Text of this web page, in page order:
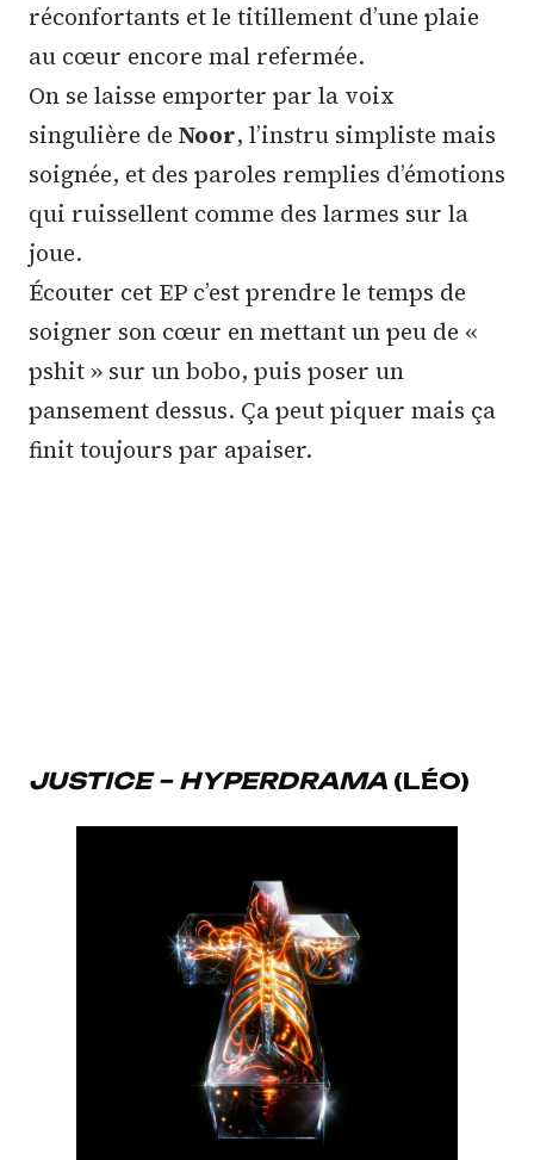
réconfortants et le titillement d’une plaie
au cœur encore mal refermée.
On se laisse emporter par la voix
singulière de Noor, l’instru simpliste mais
soignée, et des paroles remplies d’émotions
qui ruissellent comme des larmes sur la
joue.
Écouter cet EP c’est prendre le temps de
soigner son cœur en mettant un peu de «
pshit » sur un bobo, puis poser un
pansement dessus. Ça peut piquer mais ça
finit toujours par apaiser.
JUSTICE – HYPERDRAMA (LÉO)